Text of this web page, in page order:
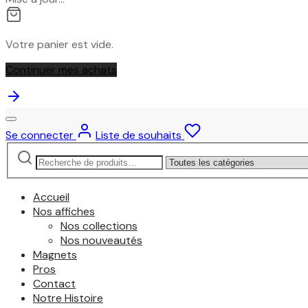
Votre panier est vide.
Continuer mes achats
Se connecter
Liste de souhaits
Recherche
pour :
Narrow
by
category:
Accueil
Nos affiches
Nos collections
Nos nouveautés
Magnets
Pros
Contact
Notre Histoire